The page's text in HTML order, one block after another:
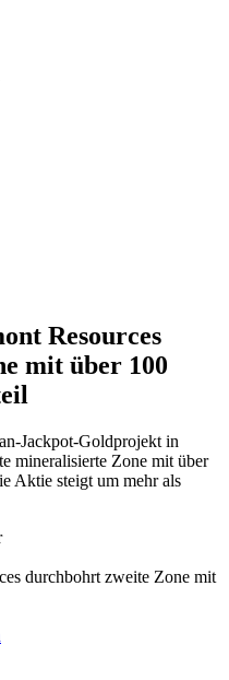
Resources
mit über 100
Jackpot-Goldprojekt in
mineralisierte Zone mit über
Aktie steigt um mehr als